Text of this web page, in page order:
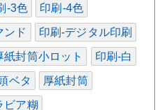
-3色 印刷-4色
ンド 印刷-デジタル印刷
紙封筒小ロット 印刷-白
ベタ 厚紙封筒
ビア糊